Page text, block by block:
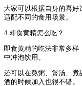
大家可以根据自身的喜好
适配不同的食用场景。
4.即食黄精怎么吃？
即食黄精的吃法非常多
中冲泡饮用。
还可以在熬粥、煲汤、煮
酒的时候加入也很不错。